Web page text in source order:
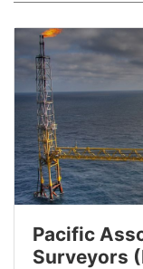
Pacific
Surveyors